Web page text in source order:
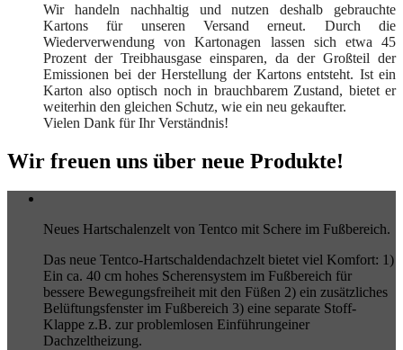
Wir handeln nachhaltig und nutzen deshalb gebrauchte
Kartons für unseren Versand erneut. Durch die
Wiederverwendung von Kartonagen lassen sich etwa 45
Prozent der Treibhausgase einsparen, da der Großteil der
Emissionen bei der Herstellung der Kartons entsteht. Ist ein
Karton also optisch noch in brauchbarem Zustand, bietet er
weiterhin den gleichen Schutz, wie ein neu gekaufter.
Vielen Dank für Ihr Verständnis!
Wir freuen uns über neue Produkte!
Neues Hartschalenzelt von Tentco mit Schere im Fußbereich.
Das neue Tentco-Hartschaldendachzelt bietet viel Komfort: 1)
Ein ca. 40 cm hohes Scherensystem im Fußbereich für
bessere Bewegungsfreiheit mit den Füßen 2) ein zusätzliches
Belüftungsfenster im Fußbereich 3) eine separate Stoff-
Klappe z.B. zur problemlosen Einführungeiner
Dachzeltheizung.